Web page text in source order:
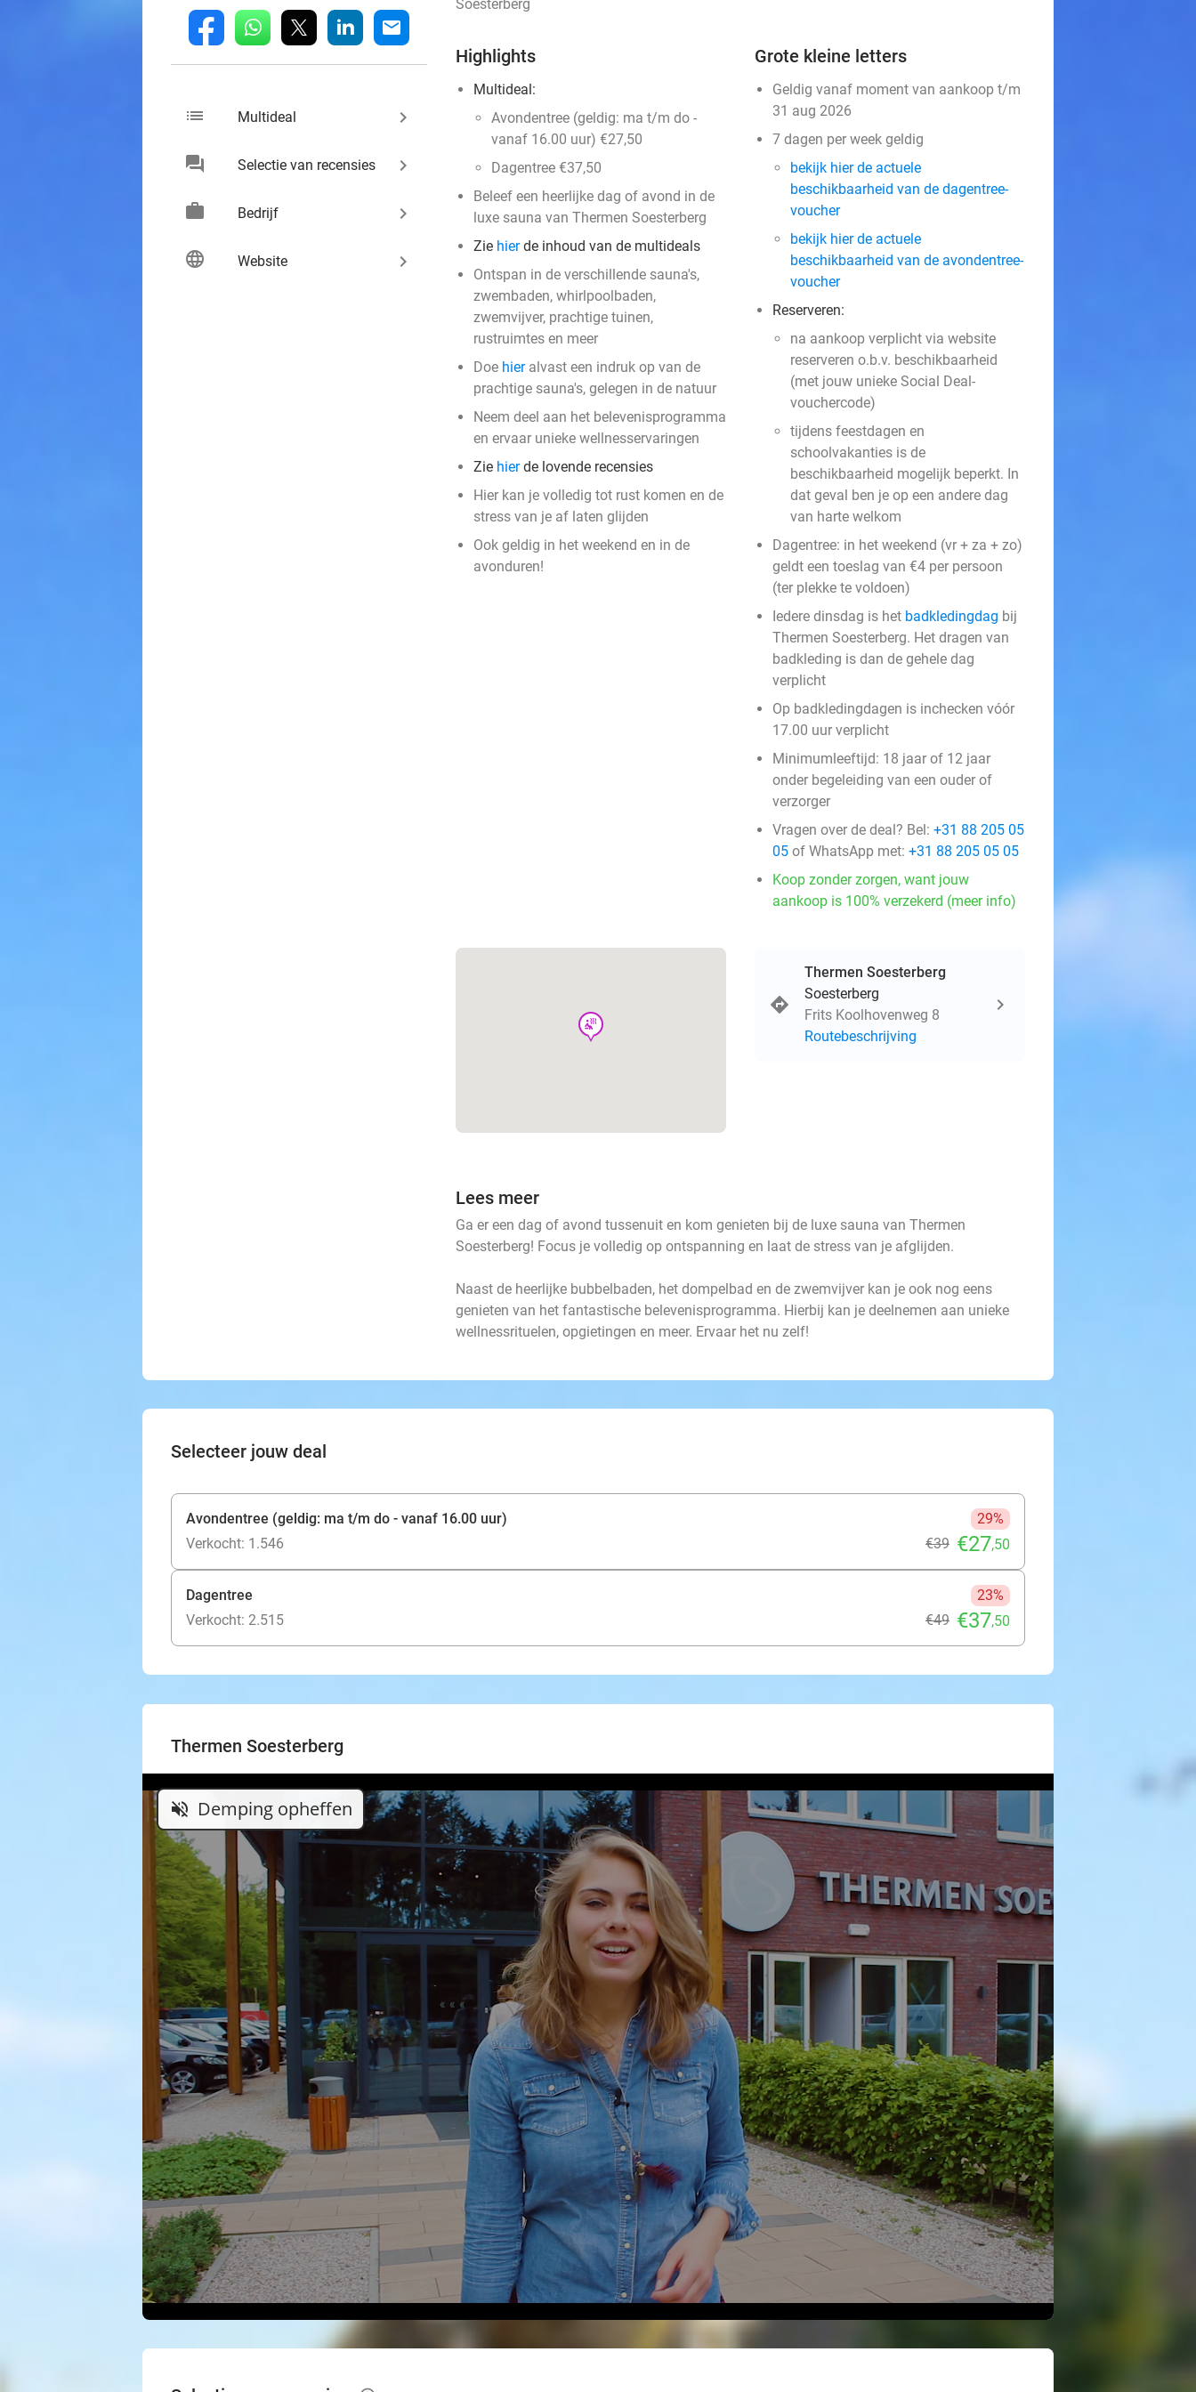
fb whatsapp linkedin mail
list Multideal keyboard_arrow_right
chat Selectie van recensies keyboard_arrow_right
work Bedrijf keyboard_arrow_right
language Website keyboard_arrow_right
Soesterberg
Highlights
Multideal:
Avondentree (geldig: ma t/m do -
vanaf 16.00 uur) €27,50
Dagentree €37,50
Beleef een heerlijke dag of avond in de
luxe sauna van Thermen Soesterberg
Zie hierde inhoud van de multideals
Ontspan in de verschillende sauna's,
zwembaden, whirlpoolbaden,
zwemvijver, prachtige tuinen,
rustruimtes en meer
Doe hieralvast een indruk op van de
prachtige sauna's, gelegen in de natuur
Neem deel aan het belevenisprogramma
en ervaar unieke wellnesservaringen
Zie hierde lovende recensies
Hier kan je volledig tot rust komen en de
stress van je af laten glijden
Ook geldig in het weekend en in de
avonduren!
Grote kleine letters
Geldig vanaf moment van aankoop t/m
31 aug 2026
7 dagen per week geldig
bekijk hier de actuele
beschikbaarheid van de dagentree-
voucher
bekijk hier de actuele
beschikbaarheid van de avondentree-
voucher
Reserveren:
na aankoop verplicht via website
reserveren o.b.v. beschikbaarheid
(met jouw unieke Social Deal-
vouchercode)
tijdens feestdagen en
schoolvakanties is de
beschikbaarheid mogelijk beperkt. In
dat geval ben je op een andere dag
van harte welkom
Dagentree: in het weekend (vr + za + zo)
geldt een toeslag van €4 per persoon
(ter plekke te voldoen)
Iedere dinsdag is het badkledingdag bij
Thermen Soesterberg. Het dragen van
badkleding is dan de gehele dag
verplicht
Op badkledingdagen is inchecken vóór
17.00 uur verplicht
Minimumleeftijd: 18 jaar of 12 jaar
onder begeleiding van een ouder of
verzorger
Vragen over de deal? Bel: +31 88 205 05
05 of WhatsApp met: +31 88 205 05 05
Koop zonder zorgen, want jouw
aankoop is 100% verzekerd (meer info)
wellness
Thermen Soesterberg
Soesterberg
Frits Koolhovenweg 8
Routebeschrijving
Lees meer
Ga er een dag of avond tussenuit en kom genieten bij de luxe sauna van Thermen
Soesterberg! Focus je volledig op ontspanning en laat de stress van je afglijden.
Naast de heerlijke bubbelbaden, het dompelbad en de zwemvijver kan je ook nog eens
genieten van het fantastische belevenisprogramma. Hierbij kan je deelnemen aan unieke
wellnessrituelen, opgietingen en meer. Ervaar het nu zelf!
Selecteer jouw deal
Avondentree (geldig: ma t/m do - vanaf 16.00 uur)
29%
Verkocht: 1.546
€39 €27,50
Dagentree
23%
Verkocht: 2.515
€49 €37,50
Thermen Soesterberg
volume_off Demping opheffen